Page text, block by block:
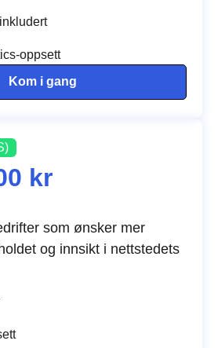
oppsett
Kom i gang
kr
som ønsker mer
og innsikt i nettstedets